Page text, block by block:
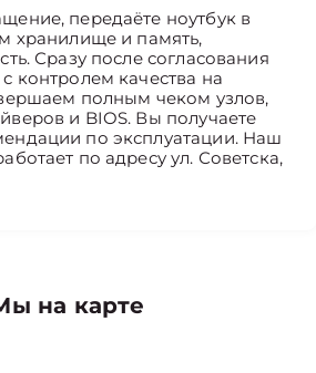
передаёте ноутбук в
хранилище и память,
Сразу после согласования
контролем качества на
полным чеком узлов,
и BIOS. Вы получаете
по эксплуатации. Наш
по адресу ул. Советска,
на карте